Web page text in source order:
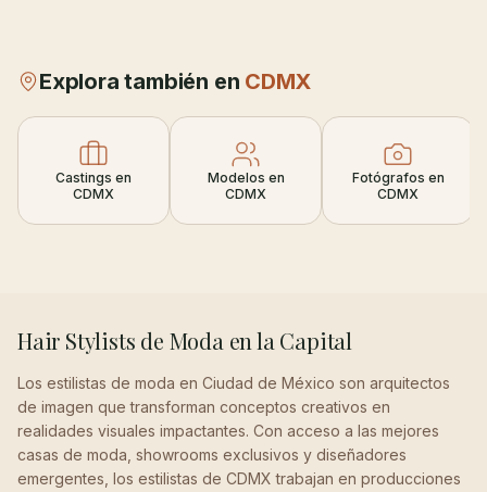
Explora también en CDMX
Castings en
CDMX
Modelos en
CDMX
Fotógrafos en
CDMX
Hair Stylists de Moda en la Capital
Los estilistas de moda en Ciudad de México son arquitectos
de imagen que transforman conceptos creativos en
realidades visuales impactantes. Con acceso a las mejores
casas de moda, showrooms exclusivos y diseñadores
emergentes, los estilistas de CDMX trabajan en producciones